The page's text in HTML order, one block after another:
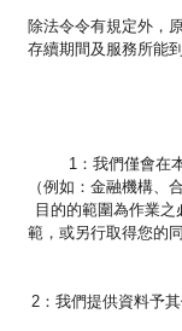
除法令令有規定外，
存續期間及服務所能
1：我們僅會在本
（例如：金融機構、
目的的範圍為作業
範，或另行取得您的
2：我們提供資料予